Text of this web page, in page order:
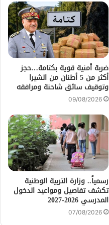
ضربة أمنية قوية بكتامة…حجز
أكثر من 5 أطنان من الشيرا
وتوقيف سائق شاحنة ومرافقه
09/08/2026
رسمياً.. وزارة التربية الوطنية
تكشف تفاصيل ومواعيد الدخول
المدرسي 2026-2027
07/08/2026